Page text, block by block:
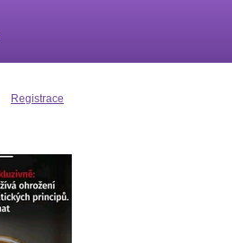
Registrace